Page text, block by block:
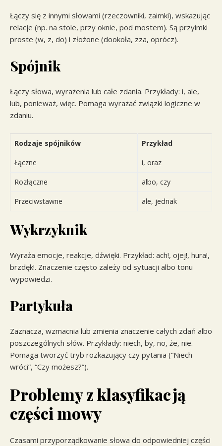
Łączy się z innymi słowami (rzeczowniki, zaimki), wskazując
relacje (np. na stole, przy oknie, pod mostem). Są przyimki
proste (w, z, do) i złożone (dookoła, zza, oprócz).
Spójnik
Łączy słowa, wyrażenia lub całe zdania. Przykłady: i, ale,
lub, ponieważ, więc. Pomaga wyrażać związki logiczne w
zdaniu.
Rodzaje spójników Przykład
Łączne i, oraz
Rozłączne albo, czy
Przeciwstawne ale, jednak
Wykrzyknik
Wyraża emocje, reakcje, dźwięki. Przykład: ach!, ojej!, hura!,
brzdęk!. Znaczenie często zależy od sytuacji albo tonu
wypowiedzi.
Partykuła
Zaznacza, wzmacnia lub zmienia znaczenie całych zdań albo
poszczególnych słów. Przykłady: niech, by, no, że, nie.
Pomaga tworzyć tryb rozkazujący czy pytania (“Niech
wróci”, “Czy możesz?”).
Problemy z klasyfikacją
części mowy
Czasami przyporządkowanie słowa do odpowiedniej części